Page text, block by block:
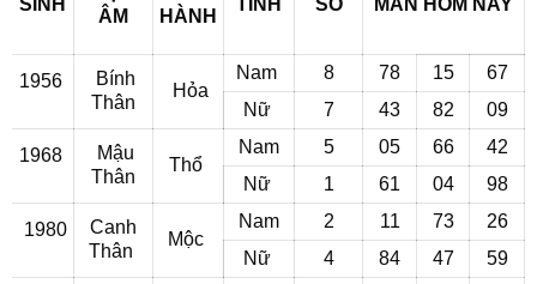
SINH
ÂM
HÀNH
TÍNH SỐ MẮN HÔM NAY
1956
Bính
Thân
Hỏa
Nam 8 78 15
67
Nữ
7 43 82 09
1968
Mậu
Thân
Thổ
Nam 5 05 66
42
Nữ
1 61 04 98
1980
Canh
Thân
Mộc
Nam 2 11 73
26
Nữ
4 84 47 59